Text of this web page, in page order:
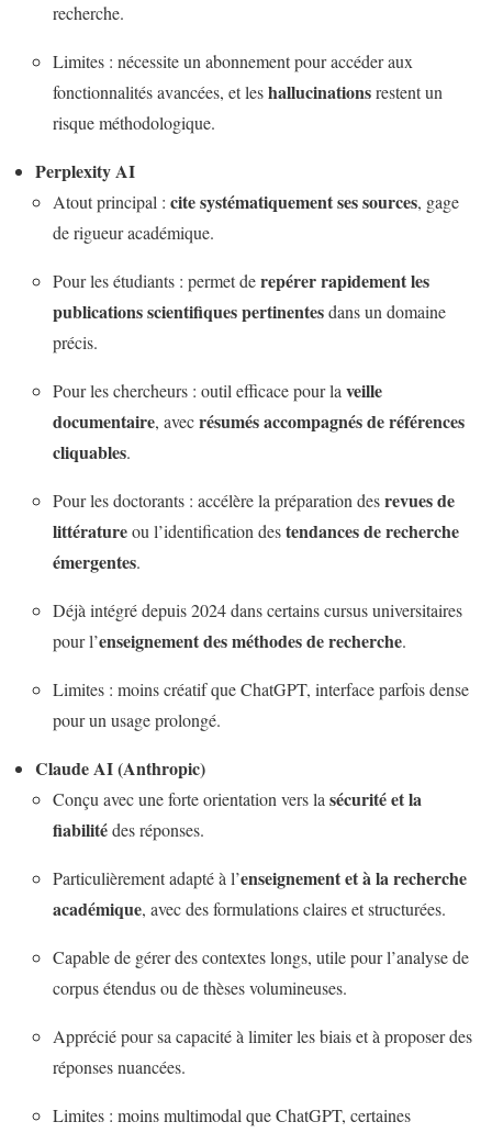
recherche.
Limites : nécessite un abonnement pour accéder aux
fonctionnalités avancées, et leshallucinationsrestent un
risque méthodologique.
Perplexity AI
Atout principal : cite systématiquement ses sources, gage
de rigueur académique.
Pour les étudiants : permet derepérer rapidement les
publications scientifiques pertinentesdans un domaine
précis.
Pour les chercheurs : outil efficace pour laveille
documentaire, avecrésumés accompagnés de références
cliquables.
Pour les doctorants : accélère la préparation desrevues de
littératureou l’identification destendances de recherche
émergentes.
Déjà intégré depuis 2024 dans certains cursus universitaires
pour l’enseignement des méthodes de recherche.
Limites : moins créatif que ChatGPT, interface parfois dense
pour un usage prolongé.
Claude AI (Anthropic)
Conçu avec une forte orientation vers lasécurité et la
fiabilitédes réponses.
Particulièrement adapté à l’enseignement et à la recherche
académique, avec des formulations claires et structurées.
Capable de gérer des contextes longs, utile pour l’analyse de
corpus étendus ou de thèses volumineuses.
Apprécié pour sa capacité à limiter les biais et à proposer des
réponses nuancées.
Limites : moins multimodal que ChatGPT, certaines